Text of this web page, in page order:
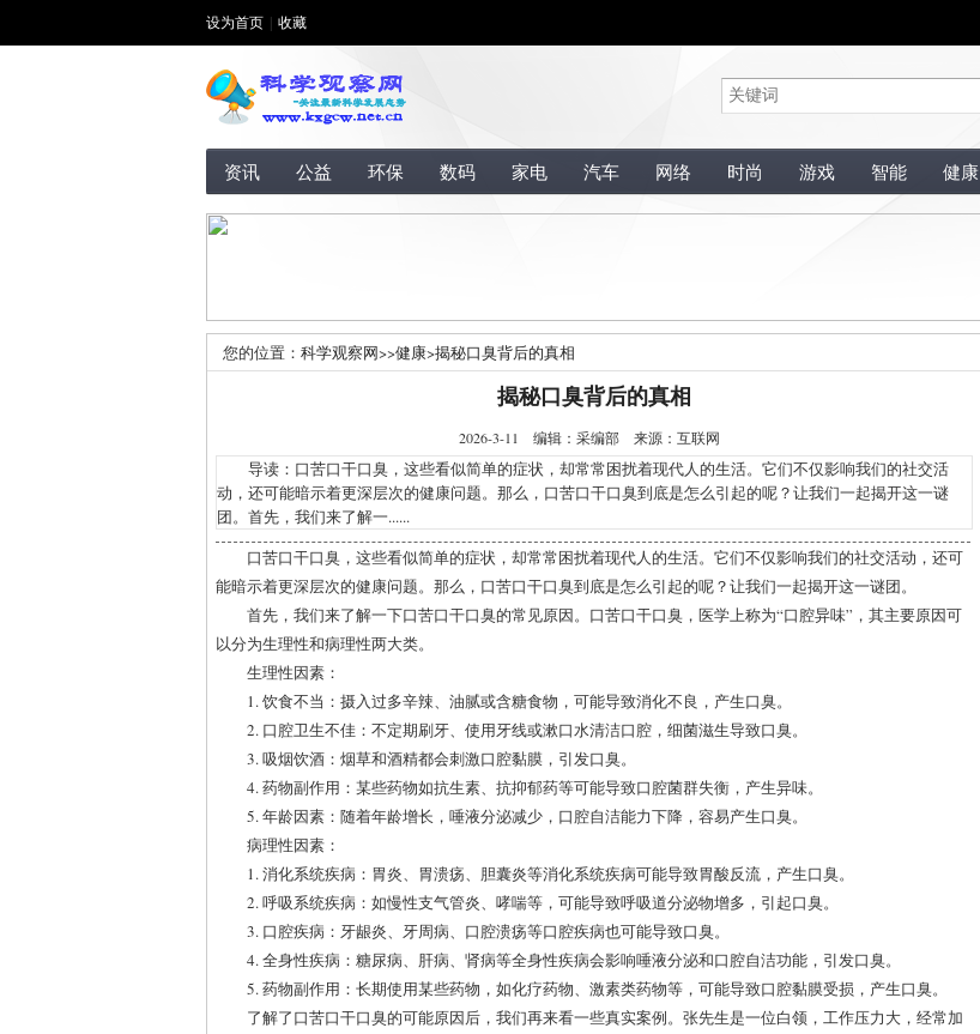
设为首页 收藏
资讯 公益 环保 数码 家电 汽车 网络 时尚 游戏 智能 健康
您的位置： 科学观察网>>健康>揭秘口臭背后的真相
揭秘口臭背后的真相
2026-3-11 编辑：采编部 来源：互联网
导读：口苦口干口臭，这些看似简单的症状，却常常困扰着现代人的生活。它们不仅影响我们的社交活
动，还可能暗示着更深层次的健康问题。那么，口苦口干口臭到底是怎么引起的呢？让我们一起揭开这一谜
团。首先，我们来了解一......
口苦口干口臭，这些看似简单的症状，却常常困扰着现代人的生活。它们不仅影响我们的社交活动，还可
能暗示着更深层次的健康问题。那么，口苦口干口臭到底是怎么引起的呢？让我们一起揭开这一谜团。
首先，我们来了解一下口苦口干口臭的常见原因。口苦口干口臭，医学上称为“口腔异味”，其主要原因可
以分为生理性和病理性两大类。
生理性因素：
1. 饮食不当：摄入过多辛辣、油腻或含糖食物，可能导致消化不良，产生口臭。
2. 口腔卫生不佳：不定期刷牙、使用牙线或漱口水清洁口腔，细菌滋生导致口臭。
3. 吸烟饮酒：烟草和酒精都会刺激口腔黏膜，引发口臭。
4. 药物副作用：某些药物如抗生素、抗抑郁药等可能导致口腔菌群失衡，产生异味。
5. 年龄因素：随着年龄增长，唾液分泌减少，口腔自洁能力下降，容易产生口臭。
病理性因素：
1. 消化系统疾病：胃炎、胃溃疡、胆囊炎等消化系统疾病可能导致胃酸反流，产生口臭。
2. 呼吸系统疾病：如慢性支气管炎、哮喘等，可能导致呼吸道分泌物增多，引起口臭。
3. 口腔疾病：牙龈炎、牙周病、口腔溃疡等口腔疾病也可能导致口臭。
4. 全身性疾病：糖尿病、肝病、肾病等全身性疾病会影响唾液分泌和口腔自洁功能，引发口臭。
5. 药物副作用：长期使用某些药物，如化疗药物、激素类药物等，可能导致口腔黏膜受损，产生口臭。
了解了口苦口干口臭的可能原因后，我们再来看一些真实案例。张先生是一位白领，工作压力大，经常加